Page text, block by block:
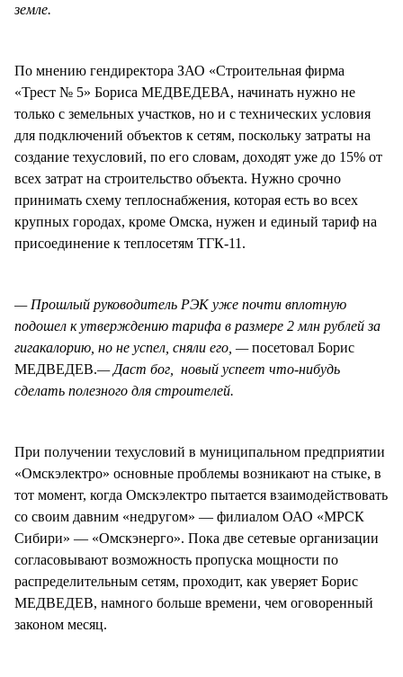
земле.
По мнению гендиректора ЗАО «Строительная фирма
«Трест № 5» Бориса МЕДВЕДЕВА, начинать нужно не
только с земельных участков, но и с технических условия
для подключений объектов к сетям, поскольку затраты на
создание техусловий, по его словам, доходят уже до 15% от
всех затрат на строительство объекта. Нужно срочно
принимать схему теплоснабжения, которая есть во всех
крупных городах, кроме Омска, нужен и единый тариф на
присоединение к теплосетям ТГК-11.
— Прошлый руководитель РЭК уже почти вплотную
подошел к утверждению тарифа в размере 2 млн рублей за
гигакалорию, но не успел, сняли его, —посетовал Борис
МЕДВЕДЕВ.— Даст бог, новый успеет что-нибудь
сделать полезного для строителей.
При получении техусловий в муниципальном предприятии
«Омскэлектро» основные проблемы возникают на стыке, в
тот момент, когда Омскэлектро пытается взаимодействовать
со своим давним «недругом» — филиалом ОАО «МРСК
Сибири» — «Омскэнерго». Пока две сетевые организации
согласовывают возможность пропуска мощности по
распределительным сетям, проходит, как уверяет Борис
МЕДВЕДЕВ, намного больше времени, чем оговоренный
законом месяц.